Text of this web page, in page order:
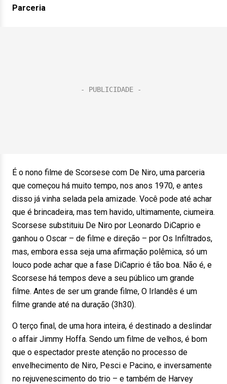
Parceria
É o nono filme de Scorsese com De Niro, uma parceria
que começou há muito tempo, nos anos 1970, e antes
disso já vinha selada pela amizade. Você pode até achar
que é brincadeira, mas tem havido, ultimamente, ciumeira.
Scorsese substituiu De Niro por Leonardo DiCaprio e
ganhou o Oscar – de filme e direção – por Os Infiltrados,
mas, embora essa seja uma afirmação polêmica, só um
louco pode achar que a fase DiCaprio é tão boa. Não é, e
Scorsese há tempos deve a seu público um grande
filme. Antes de ser um grande filme, O Irlandês é um
filme grande até na duração (3h30).
O terço final, de uma hora inteira, é destinado a deslindar
o affair Jimmy Hoffa. Sendo um filme de velhos, é bom
que o espectador preste atenção no processo de
envelhecimento de Niro, Pesci e Pacino, e inversamente
no rejuvenescimento do trio – e também de Harvey